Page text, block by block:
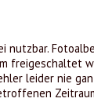
leider nie